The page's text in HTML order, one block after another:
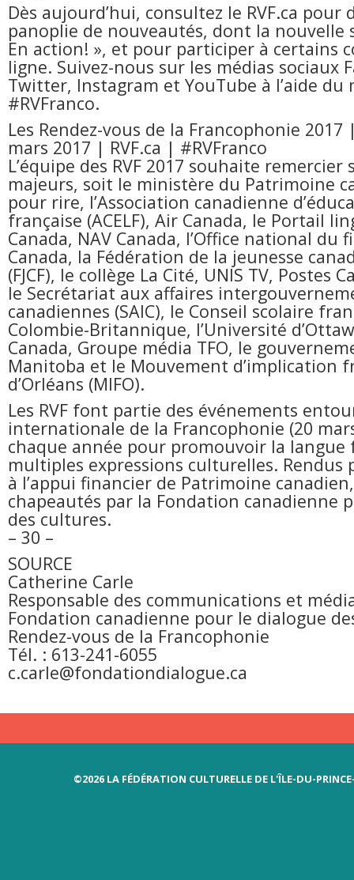
Dès aujourd’hui, consultez le RVF.ca pour
panoplie de nouveautés, dont la nouvelle
En action! », et pour participer à certains
ligne. Suivez-nous sur les médias sociaux
Twitter, Instagram et YouTube à l’aide du
#RVFranco.
Les Rendez-vous de la Francophonie 2017
mars 2017 | RVF.ca | #RVFranco
L’équipe des RVF 2017 souhaite remercier
majeurs, soit le ministère du Patrimoine
pour rire, l’Association canadienne
française (ACELF), Air Canada, le Portail
Canada, NAV Canada, l’Office national du
Canada, la Fédération de la jeunesse
(FJCF), le collège La Cité, UNIS TV, Postes
le Secrétariat aux affaires
canadiennes (SAIC), le Conseil scolaire
Colombie-Britannique, l’Université
Canada, Groupe média TFO, le
Manitoba et le Mouvement d’implication
d’Orléans (MIFO).
Les RVF font partie des événements
internationale de la Francophonie (20
chaque année pour promouvoir la langue
multiples expressions culturelles. Rendus
à l’appui financier de Patrimoine
chapeautés par la Fondation canadienne
des cultures.
– 30 –
SOURCE
Catherine Carle
Responsable des communications et
Fondation canadienne pour le dialogue
Rendez-vous de la Francophonie
Tél. : 613-241-6055
c.carle@fondationdialogue.ca
©2026 LA FÉDÉRATION CULTURELLE DE L'ÎLE-DU-